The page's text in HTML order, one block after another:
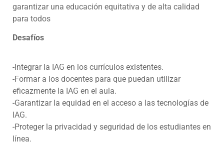
garantizar una educación equitativa y de alta calidad
para todos
Desafíos
-Integrar la IAG en los currículos existentes.
-Formar a los docentes para que puedan utilizar
eficazmente la IAG en el aula.
-Garantizar la equidad en el acceso a las tecnologías de
IAG.
-Proteger la privacidad y seguridad de los estudiantes en
línea.